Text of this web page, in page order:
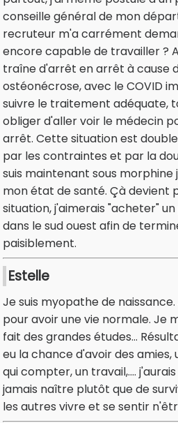
conseille général de mon
recruteur m'a carrément
encore capable de travailler ?
traîne d'arrêt en arrêt à cause
ostéonécrose, avec le COVID
suivre le traitement adéquate,
obliger d'aller voir le médecin
arrêt. Cette situation est
par les contraintes et par la
suis maintenant sous morphine
mon état de santé. Çà devient
situation, j'aimerais "acheter"
dans le sud ouest afin de
paisiblement.
Estelle
Je suis myopathe de
pour avoir une vie normale. Je
fait des grandes études...
eu la chance d'avoir des amies,
qui compter, un travail,....
jamais naître plutôt que de
les autres vivre et se sentir